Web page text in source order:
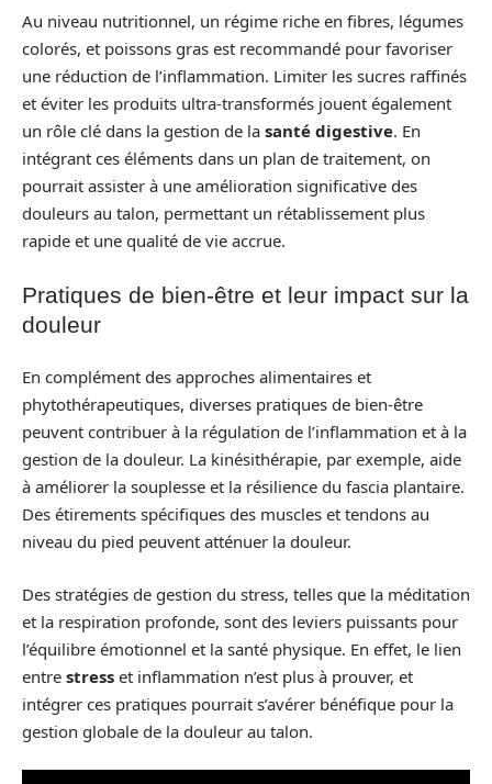
Au niveau nutritionnel, un régime riche en fibres, légumes
colorés, et poissons gras est recommandé pour favoriser
une réduction de l’inflammation. Limiter les sucres raffinés
et éviter les produits ultra-transformés jouent également
un rôle clé dans la gestion de la santé digestive. En
intégrant ces éléments dans un plan de traitement, on
pourrait assister à une amélioration significative des
douleurs au talon, permettant un rétablissement plus
rapide et une qualité de vie accrue.
Pratiques de bien-être et leur impact sur la
douleur
En complément des approches alimentaires et
phytothérapeutiques, diverses pratiques de bien-être
peuvent contribuer à la régulation de l’inflammation et à la
gestion de la douleur. La kinésithérapie, par exemple, aide
à améliorer la souplesse et la résilience du fascia plantaire.
Des étirements spécifiques des muscles et tendons au
niveau du pied peuvent atténuer la douleur.
Des stratégies de gestion du stress, telles que la méditation
et la respiration profonde, sont des leviers puissants pour
l’équilibre émotionnel et la santé physique. En effet, le lien
entre stress et inflammation n’est plus à prouver, et
intégrer ces pratiques pourrait s’avérer bénéfique pour la
gestion globale de la douleur au talon.